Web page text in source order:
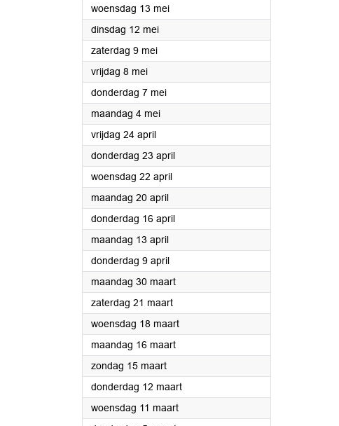
woensdag 13 mei2026
dinsdag 12 mei2026
zaterdag 9 mei2026
vrijdag 8 mei2026
donderdag 7 mei2026
maandag 4 mei2026
vrijdag 24 april2026
donderdag 23 april2026
woensdag 22 april2026
maandag 20 april2026
donderdag 16 april2026
maandag 13 april2026
donderdag 9 april2026
maandag 30 maart2026
zaterdag 21 maart2026
woensdag 18 maart2026
maandag 16 maart2026
zondag 15 maart2026
donderdag 12 maart2026
woensdag 11 maart2026